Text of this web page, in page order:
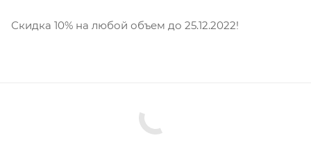
Скидка 10% на любой объем до 25.12.2022!